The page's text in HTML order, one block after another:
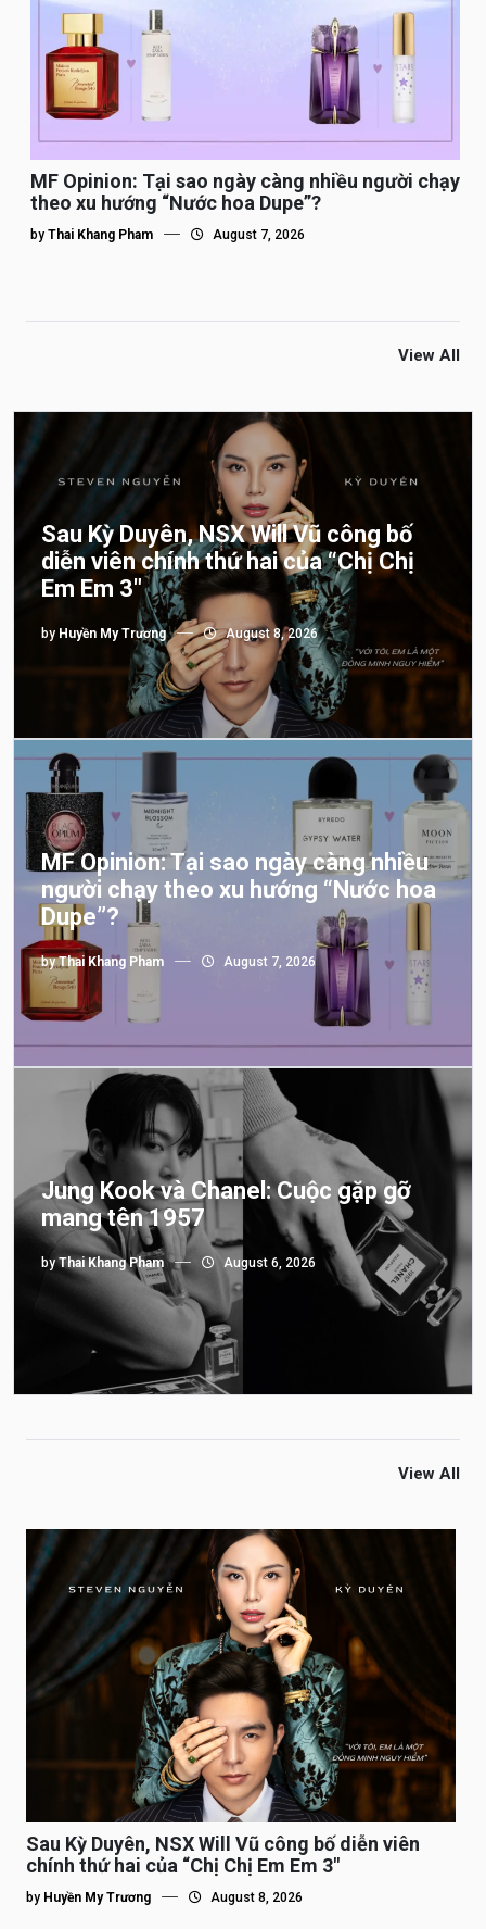
MF Opinion: Tại sao ngày càng nhiều người chạy
theo xu hướng “Nước hoa Dupe”?
by Thai Khang Pham August 7, 2026
View All
Sau Kỳ Duyên, NSX Will Vũ công bố
diễn viên chính thứ hai của “Chị Chị
Em Em 3″
by Huyền My Trương August 8, 2026
MF Opinion: Tại sao ngày càng nhiều
người chạy theo xu hướng “Nước hoa
Dupe”?
byThai Khang Pham August 7, 2026
Jung Kook và Chanel: Cuộc gặp gỡ
mang tên 1957
byThai Khang Pham August 6, 2026
View All
Sau Kỳ Duyên, NSX Will Vũ công bố diễn viên
chính thứ hai của “Chị Chị Em Em 3″
by Huyền My Trương August 8, 2026